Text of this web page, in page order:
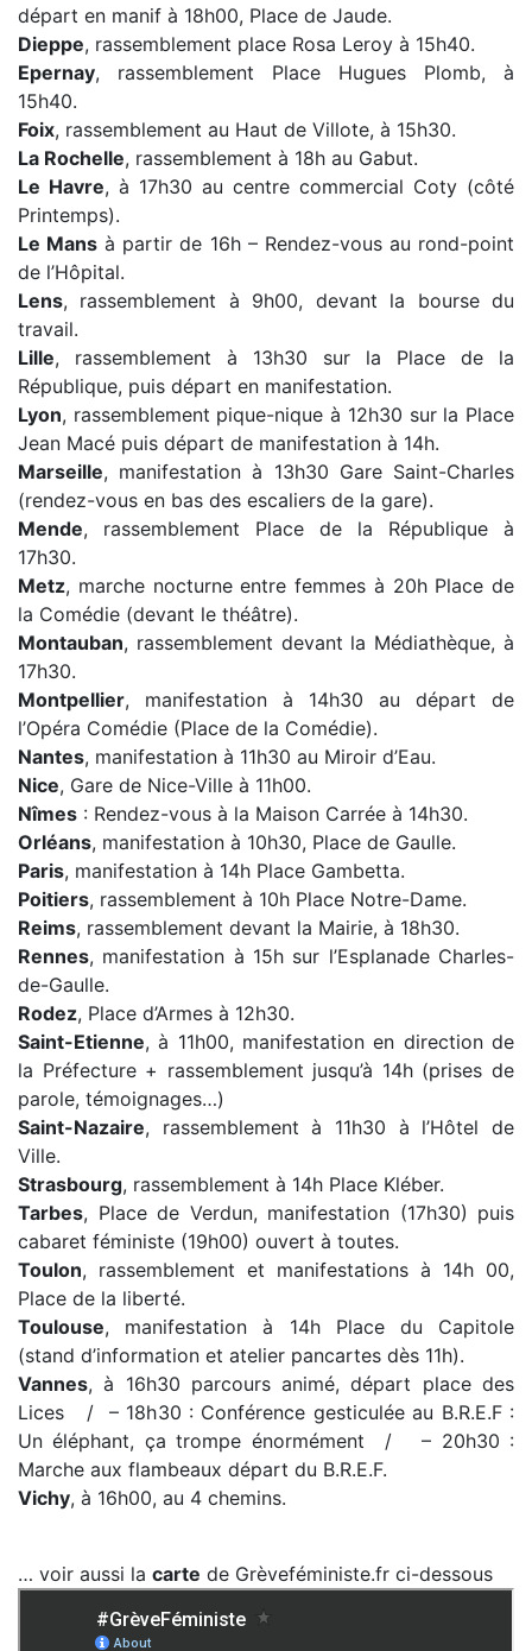
départ en manif à 18h00, Place de Jaude.
Dieppe, rassemblement place Rosa Leroy à 15h40.
Epernay, rassemblement Place Hugues Plomb, à
15h40.
Foix, rassemblement au Haut de Villote, à 15h30.
La Rochelle, rassemblement à 18h au Gabut.
Le Havre, à 17h30 au centre commercial Coty (côté
Printemps).
Le Mans à partir de 16h – Rendez-vous au rond-point
de l’Hôpital.
Lens, rassemblement à 9h00, devant la bourse du
travail.
Lille, rassemblement à 13h30 sur la Place de la
République, puis départ en manifestation.
Lyon, rassemblement pique-nique à 12h30 sur la Place
Jean Macé puis départ de manifestation à 14h.
Marseille, manifestation à 13h30 Gare Saint-Charles
(rendez-vous en bas des escaliers de la gare).
Mende, rassemblement Place de la République à
17h30.
Metz, marche nocturne entre femmes à 20h Place de
la Comédie (devant le théâtre).
Montauban, rassemblement devant la Médiathèque, à
17h30.
Montpellier, manifestation à 14h30 au départ de
l’Opéra Comédie (Place de la Comédie).
Nantes, manifestation à 11h30 au Miroir d’Eau.
Nice, Gare de Nice-Ville à 11h00.
Nîmes : Rendez-vous à la Maison Carrée à 14h30.
Orléans, manifestation à 10h30, Place de Gaulle.
Paris, manifestation à 14h Place Gambetta.
Poitiers, rassemblement à 10h Place Notre-Dame.
Reims, rassemblement devant la Mairie, à 18h30.
Rennes, manifestation à 15h sur l’Esplanade Charles-
de-Gaulle.
Rodez, Place d’Armes à 12h30.
Saint-Etienne, à 11h00, manifestation en direction de
la Préfecture + rassemblement jusqu’à 14h (prises de
parole, témoignages…)
Saint-Nazaire, rassemblement à 11h30 à l’Hôtel de
Ville.
Strasbourg, rassemblement à 14h Place Kléber.
Tarbes, Place de Verdun, manifestation (17h30) puis
cabaret féministe (19h00) ouvert à toutes.
Toulon, rassemblement et manifestations à 14h 00,
Place de la liberté.
Toulouse, manifestation à 14h Place du Capitole
(stand d’information et atelier pancartes dès 11h).
Vannes, à 16h30 parcours animé, départ place des
Lices / – 18h30 : Conférence gesticulée au B.R.E.F :
Un éléphant, ça trompe énormément / – 20h30 :
Marche aux flambeaux départ du B.R.E.F.
Vichy, à 16h00, au 4 chemins.
… voir aussi la carte de Grèveféministe.fr ci-dessous